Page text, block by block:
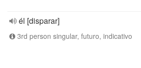
él [disparar]
3rd person singular, futuro, indicativo